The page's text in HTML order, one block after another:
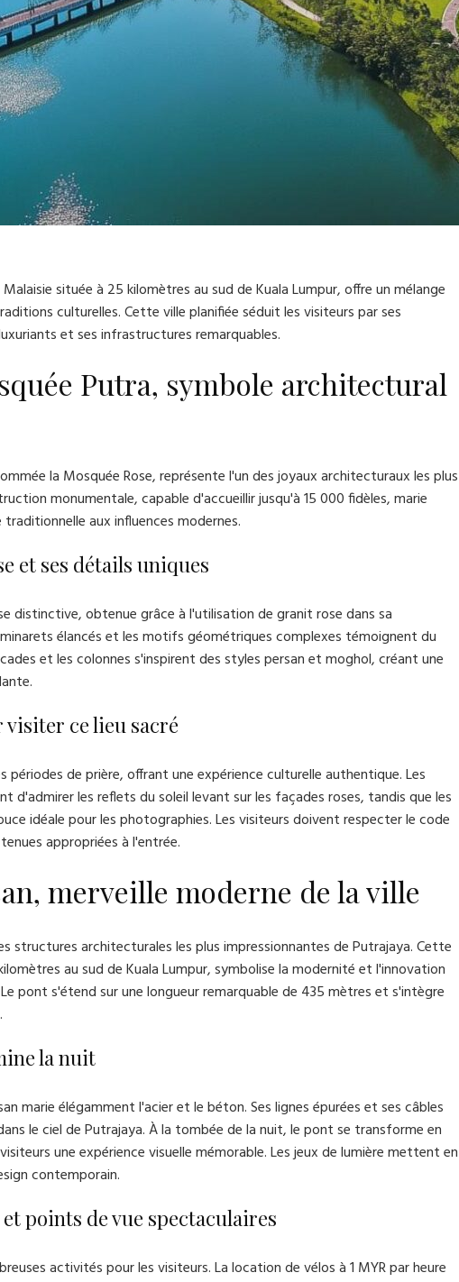
située à 25 kilomètres au sud de Kuala Lumpur, offre un mélange
culturelles. Cette ville planifiée séduit les visiteurs par ses
et ses infrastructures remarquables.
Putra, symbole architectural
la Mosquée Rose, représente l'un des joyaux architecturaux les plus
monumentale, capable d'accueillir jusqu'à 15 000 fidèles, marie
aux influences modernes.
et ses détails uniques
distinctive, obtenue grâce à l'utilisation de granit rose dans sa
élancés et les motifs géométriques complexes témoignent du
et les colonnes s'inspirent des styles persan et moghol, créant une
ce lieu sacré
périodes de prière, offrant une expérience culturelle authentique. Les
d'admirer les reflets du soleil levant sur les façades roses, tandis que les
idéale pour les photographies. Les visiteurs doivent respecter le code
appropriées à l'entrée.
merveille moderne de la ville
structures architecturales les plus impressionnantes de Putrajaya. Cette
au sud de Kuala Lumpur, symbolise la modernité et l'innovation
pont s'étend sur une longueur remarquable de 435 mètres et s'intègre
la nuit
marie élégamment l'acier et le béton. Ses lignes épurées et ses câbles
le ciel de Putrajaya. À la tombée de la nuit, le pont se transforme en
une expérience visuelle mémorable. Les jeux de lumière mettent en
contemporain.
points de vue spectaculaires
activités pour les visiteurs. La location de vélos à 1 MYR par heure